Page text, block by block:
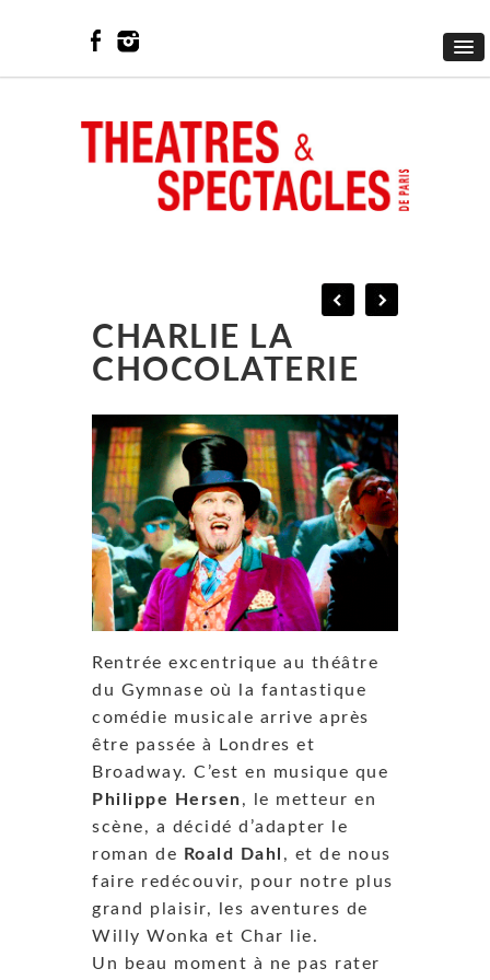
CHARLIE LA
CHOCOLATERIE
Rentrée excentrique au théâtre
du Gymnase où la fantastique
comédie musicale arrive après
être passée à Londres et
Broadway. C’est en musique que
Philippe Hersen, le metteur en
scène, a décidé d’adapter le
roman de Roald Dahl , et de nous
faire redécouvir, pour notre plus
grand plaisir, les aventures de
Willy Wonka et Char lie.
Un beau moment à ne pas rater